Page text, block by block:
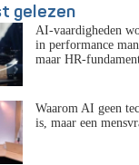
gelezen
AI-vaardigheden
in performance
maar HR-
Waarom AI geen
is, maar een